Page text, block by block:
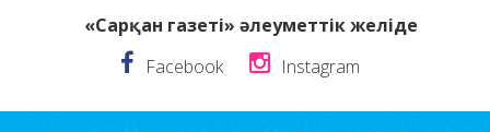
«Сарқан газеті» әлеуметтік желіде
Facebook
Instagram